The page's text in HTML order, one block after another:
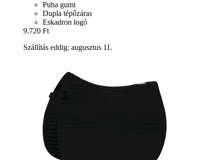
Puha gumi
Dupla tépőzáras
Eskadron logó
9.720 Ft
Szállítás eddig: augusztus 11.